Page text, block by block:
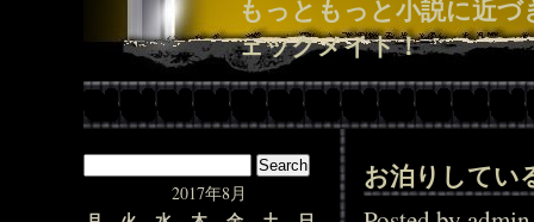
もっともっと小説に近
ェックメイト！
2017年8月 お泊りしてい